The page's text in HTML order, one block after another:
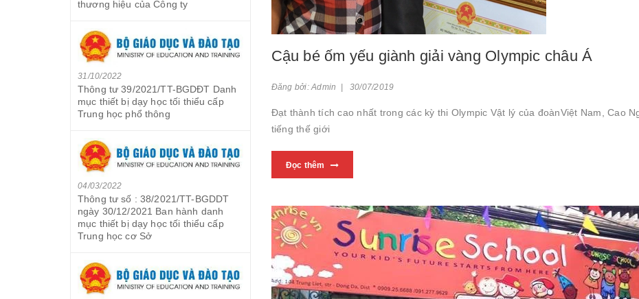
Cậu bé ốm yếu giành giải vàng Olympic châu Á
Đăng bởi: Admin | 30/07/2019
Đạt thành tích cao nhất trong các kỳ thi Olympic Vật lý của đoànViệt Nam, Cao
tiếng thế giới
Đọc thêm
thương hiệu của Công ty
31/10/2022
Thông tư 39/2021/TT-BGDĐT Danh
mục thiết bị dạy học tối thiểu cấp
Trung học phổ thông
04/03/2022
Thông tư số : 38/2021/TT-BGDDT
ngày 30/12/2021 Ban hành danh
mục thiết bị dạy học tối thiểu cấp
Trung học cơ Sở